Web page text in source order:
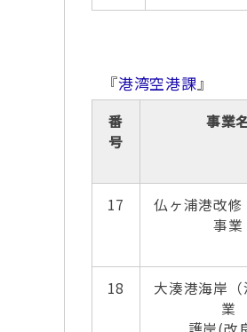
『港湾空港課』
番
号
事業
17
仏ヶ浦港改修
事業
18
大湊港海岸
業